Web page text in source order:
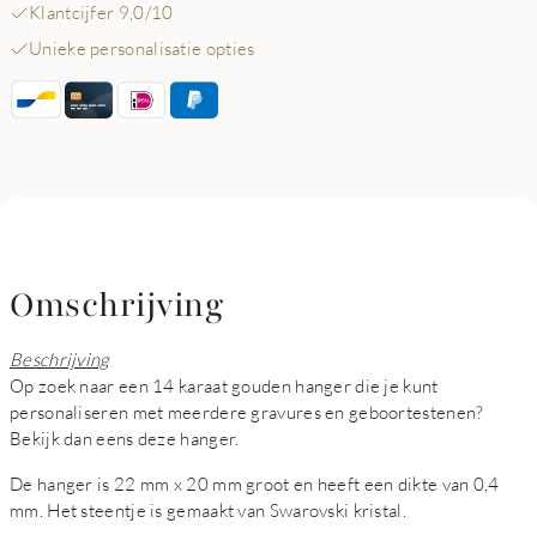
Klantcijfer 9,0/10
Unieke personalisatie opties
Omschrijving
Beschrijving
Op zoek naar een 14 karaat gouden hanger die je kunt
personaliseren met meerdere gravures en geboortestenen?
Bekijk dan eens deze hanger.
De hanger is 22 mm x 20 mm groot en heeft een dikte van 0,4
mm. Het steentje is gemaakt van Swarovski kristal.